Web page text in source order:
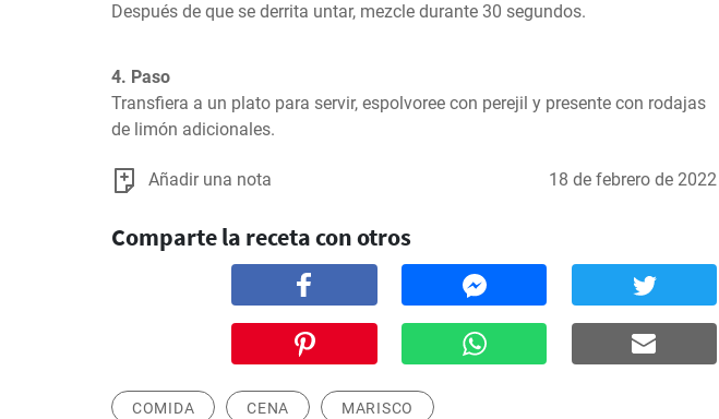
Después de que se derrita untar, mezcle durante 30 segundos.
4. Paso
Transfiera a un plato para servir, espolvoree con perejil y presente con rodajas
de limón adicionales.
Añadir una nota 18 de febrero de 2022
Comparte la receta con otros
COMIDA CENA MARISCO